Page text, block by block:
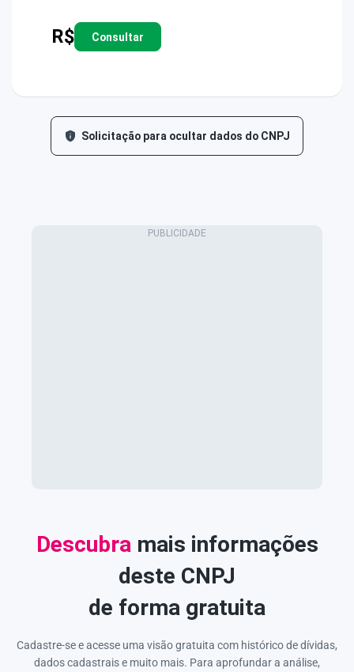
R$ Consultar
Solicitação para ocultar dados do CNPJ
Descubramais informações
deste CNPJ
de forma gratuita
Cadastre-se e acesse uma visão gratuita com histórico de dívidas,
dados cadastrais e muito mais. Para aprofundar a análise,